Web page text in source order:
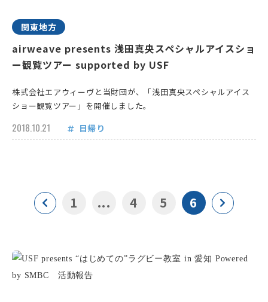
関東地方
airweave presents 浅田真央スペシャルアイスショ
ー観覧ツアー supported by USF
株式会社エアウィーヴと当財団が、「浅田真央スペシャルアイス
ショー観覧ツアー」を開催しました。
2018.10.21 日帰り
1 ... 4 5 6